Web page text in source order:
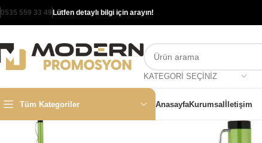
0535 559 33 49 Lütfen detaylı bilgi için arayın!
KATEGORI SEÇINIZ
Tüm Kategoriler AnasayfaKurumsalİletişim